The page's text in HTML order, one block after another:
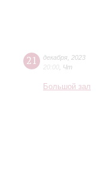
21 декабря 2023
20:00 Чт
Большой зал